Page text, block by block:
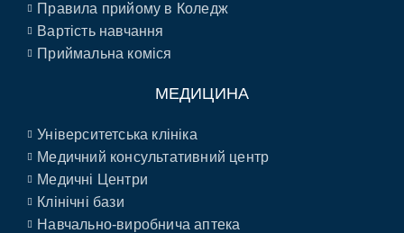
Правила прийому в Коледж
Вартість навчання
Приймальна коміся
МЕДИЦИНА
Університетська клініка
Медичний консультативний центр
Медичні Центри
Клінічні бази
Навчально-виробнича аптека